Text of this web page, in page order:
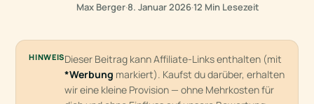
Max Berger·8. Januar 2026·12 Min Lesezeit
HINWEISDieser Beitrag kann Affiliate-Links enthalten (mit
*Werbung markiert). Kaufst du darüber, erhalten
wir eine kleine Provision — ohne Mehrkosten für